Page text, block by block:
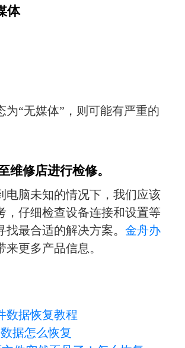
体
为“无媒体”，则可能有严重的
维修店进行检修。
电脑未知的情况下，我们应该
，仔细检查设备连接和设置等
找最合适的解决方案。 金舟办
来更多产品信息。
数据恢复教程
据怎么恢复